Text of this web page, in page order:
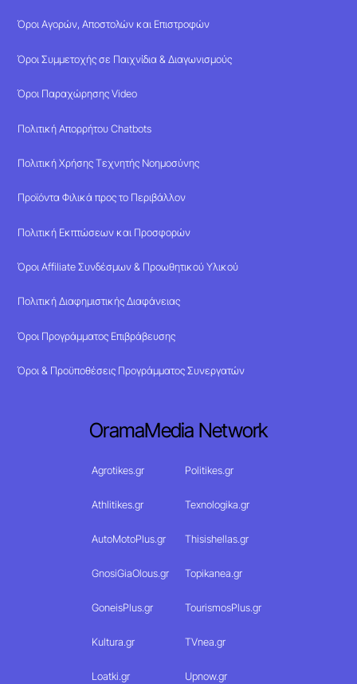
Όροι Αγορών, Αποστολών και Επιστροφών
Όροι Συμμετοχής σε Παιχνίδια & Διαγωνισμούς
Όροι Παραχώρησης Video
Πολιτική Απορρήτου Chatbots
Πολιτική Χρήσης Τεχνητής Νοημοσύνης
Προϊόντα Φιλικά προς το Περιβάλλον
Πολιτική Εκπτώσεων και Προσφορών
Όροι Affiliate Συνδέσμων & Προωθητικού Υλικού
Πολιτική Διαφημιστικής Διαφάνειας
Όροι Προγράμματος Επιβράβευσης
Όροι & Προϋποθέσεις Προγράμματος Συνεργατών
OramaMedia Network
Agrotikes.gr Politikes.gr
Athlitikes.gr Texnologika.gr
AutoMotoPlus.gr Thisishellas.gr
GnosiGiaOlous.gr Topikanea.gr
GoneisPlus.gr TourismosPlus.gr
Kultura.gr TVnea.gr
Loatki.gr Upnow.gr